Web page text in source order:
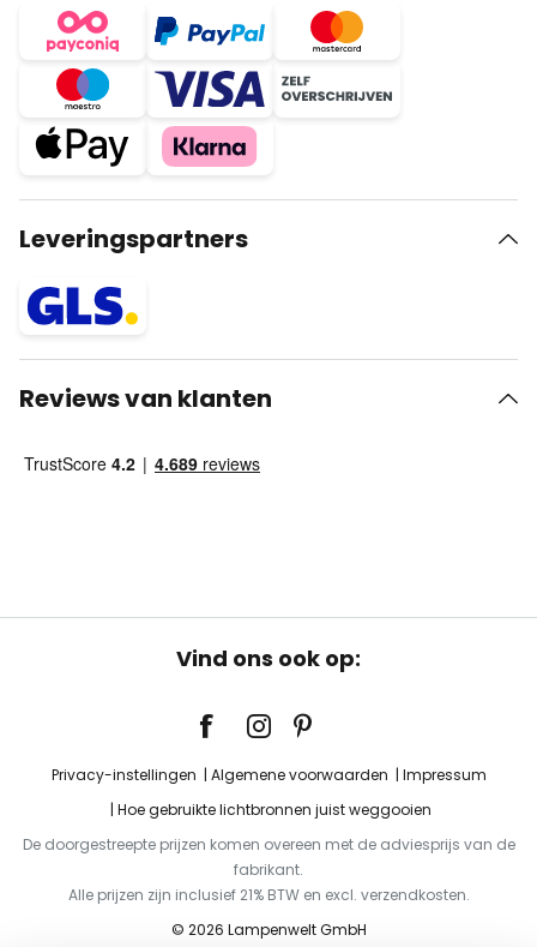
Leveringspartners
Reviews van klanten
Vind ons ook op:
Privacy-instellingen Algemene voorwaarden
Impressum
Hoe gebruikte lichtbronnen juist weggooien
De doorgestreepte prijzen komen overeen met de adviesprijs van de
fabrikant.
Alle prijzen zijn inclusief 21% BTW en excl. verzendkosten.
© 2026 Lampenwelt GmbH